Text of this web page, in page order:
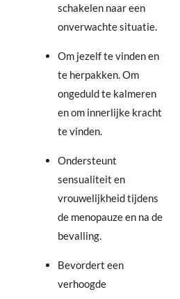
schakelen naar een
onverwachte situatie.
Om jezelf te vinden en
te herpakken. Om
ongeduld te kalmeren
en om innerlijke kracht
te vinden.
Ondersteunt
sensualiteit en
vrouwelijkheid tijdens
de menopauze en na de
bevalling.
Bevordert een
verhoogde